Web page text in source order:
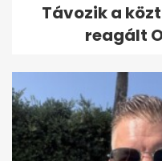
Távozik a
reagált